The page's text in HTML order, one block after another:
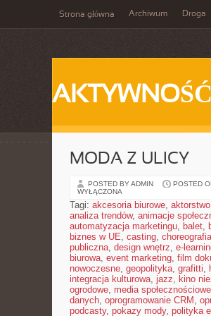
Strona główna Archiwum Droga
AKTYWNOŚĆ
MODA Z ULICY
POSTED BY ADMIN POSTED
WYŁĄCZONA
Tagi: akcesoria biurowe, aktorstwo
analiza trendów, animacje
automatyzacja marketingu, balet,
biznes w UE, casting, choreografia
publiczna, design wnętrz, e-
biurowa, event marketing, film
nowoczesne, geopolityka, grafitti,
integracja kulturowa, jazz, kino
ogrodowe, media
danych, oprogramowanie CRM ,
podcasty, pokazy mody, polityka